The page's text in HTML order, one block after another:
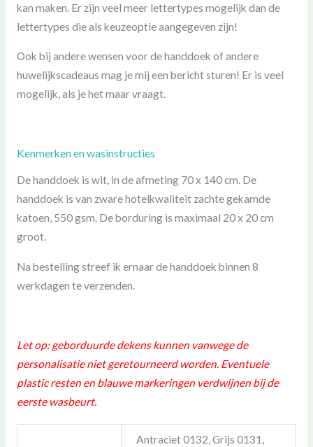
kan maken. Er zijn veel meer lettertypes mogelijk dan de
lettertypes die als keuzeoptie aangegeven zijn!
Ook bij andere wensen voor de handdoek of andere
huwelijkscadeaus mag je mij een bericht sturen! Er is veel
mogelijk, als je het maar vraagt.
Kenmerken en wasinstructies
De handdoek is wit, in de afmeting 70 x 140 cm. De
handdoek is van zware hotelkwaliteit zachte gekamde
katoen, 550 gsm. De borduring is maximaal 20 x 20 cm
groot.
Na bestelling streef ik ernaar de handdoek binnen 8
werkdagen te verzenden.
Let op: geborduurde dekens kunnen vanwege de
personalisatie niet geretourneerd worden. Eventuele
plastic resten en blauwe markeringen verdwijnen bij de
eerste wasbeurt.
Antraciet 0132, Grijs 0131,